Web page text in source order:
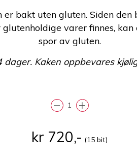
er bakt uten gluten. Siden den
varer finnes,
spor av gluten.
dager. Kaken oppbevares
kr 720,- (15 bit)